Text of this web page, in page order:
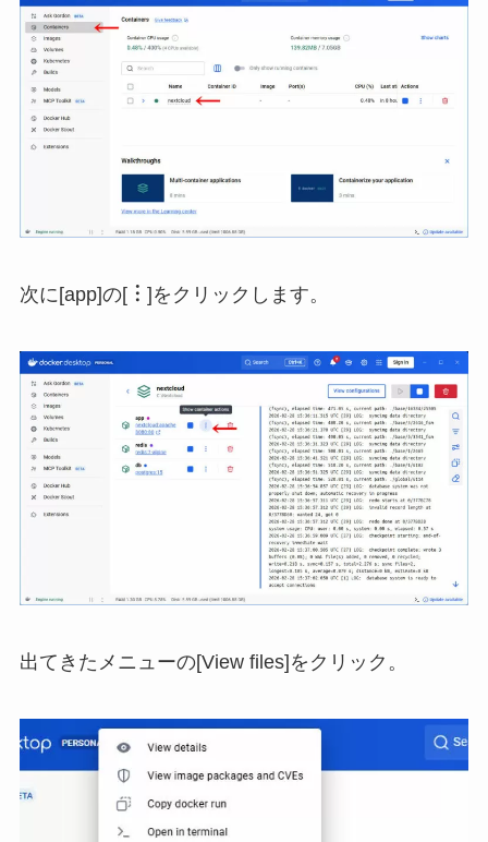
次に[app]の[︙ ]をクリックします。
出てきたメニューの[View files]をクリック。